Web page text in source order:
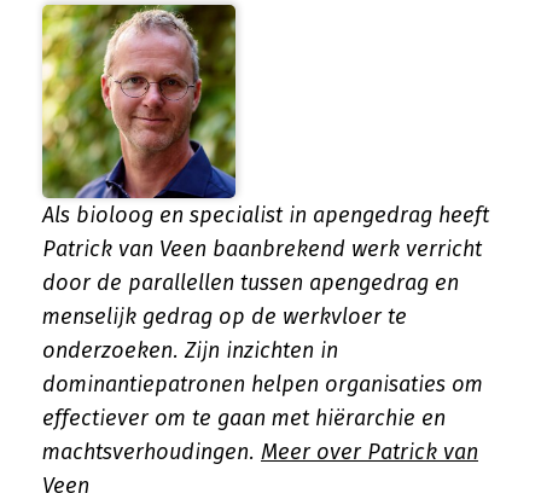
Als bioloog en specialist in apengedrag heeft
Patrick van Veen baanbrekend werk verricht
door de parallellen tussen apengedrag en
menselijk gedrag op de werkvloer te
onderzoeken. Zijn inzichten in
dominantiepatronen helpen organisaties om
effectiever om te gaan met hiërarchie en
machtsverhoudingen. Meer over Patrick van
Veen